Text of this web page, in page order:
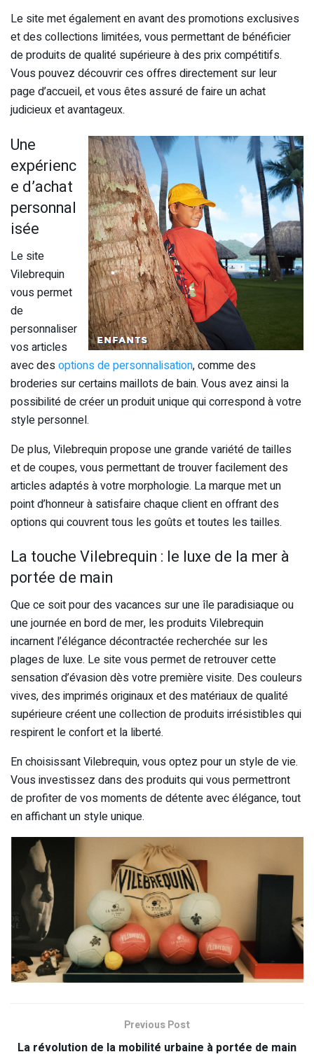
Le site met également en avant des promotions exclusives
et des collections limitées, vous permettant de bénéficier
de produits de qualité supérieure à des prix compétitifs.
Vous pouvez découvrir ces offres directement sur leur
page d’accueil, et vous êtes assuré de faire un achat
judicieux et avantageux.
Une
expérienc
e d’achat
personnal
isée
Le site
Vilebrequin
vous permet
de
personnaliser
vos articles
avec desoptions de personnalisation, comme des
broderies sur certains maillots de bain. Vous avez ainsi la
possibilité de créer un produit unique qui correspond à votre
style personnel.
De plus, Vilebrequin propose une grande variété de tailles
et de coupes, vous permettant de trouver facilement des
articles adaptés à votre morphologie. La marque met un
point d’honneur à satisfaire chaque client en offrant des
options qui couvrent tous les goûts et toutes les tailles.
La touche Vilebrequin : le luxe de la mer à
portée de main
Que ce soit pour des vacances sur une île paradisiaque ou
une journée en bord de mer, les produits Vilebrequin
incarnent l’élégance décontractée recherchée sur les
plages de luxe. Le site vous permet de retrouver cette
sensation d’évasion dès votre première visite. Des couleurs
vives, des imprimés originaux et des matériaux de qualité
supérieure créent une collection de produits irrésistibles qui
respirent le confort et la liberté.
En choisissant Vilebrequin, vous optez pour un style de vie.
Vous investissez dans des produits qui vous permettront
de profiter de vos moments de détente avec élégance, tout
en affichant un style unique.
Previous Post
La révolution de la mobilité urbaine à portée de main